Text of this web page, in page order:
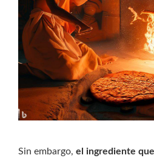
Sin embargo, el ingrediente